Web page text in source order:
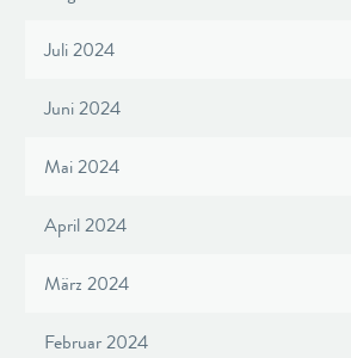
Juli 2024
Juni 2024
Mai 2024
April 2024
März 2024
Februar 2024